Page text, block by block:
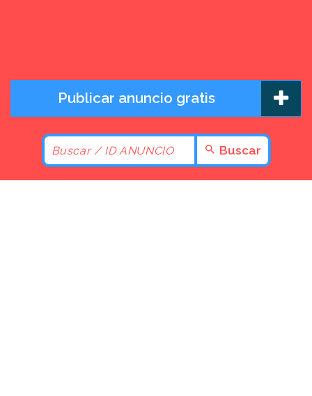
Publicar anuncio gratis
Buscar